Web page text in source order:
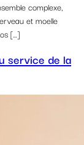
complexe,
et moelle
[…]
service de la